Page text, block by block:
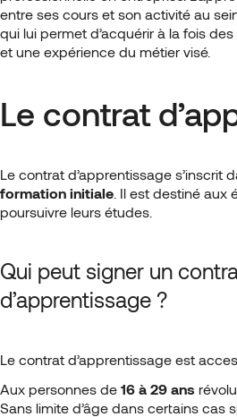
entre ses cours et son activité au
qui lui permet d’acquérir à la fois
et une expérience du métier visé.
Le contrat
Le contrat d’apprentissage s’inscrit
formation initiale . Il est destiné
poursuivre leurs études.
Qui peut signer un
d’apprentissage ?
Le contrat d’apprentissage est
Aux personnes de 16 à 29 ans
Sans limite d’âge dans certains cas